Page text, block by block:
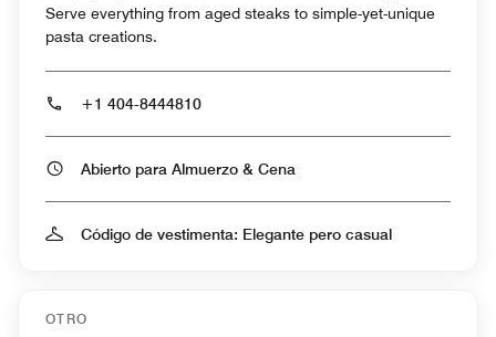
Serve everything from aged steaks to simple-yet-unique
pasta creations.
+1 404-8444810
Abierto para Almuerzo & Cena
Código de vestimenta: Elegante pero casual
OTRO